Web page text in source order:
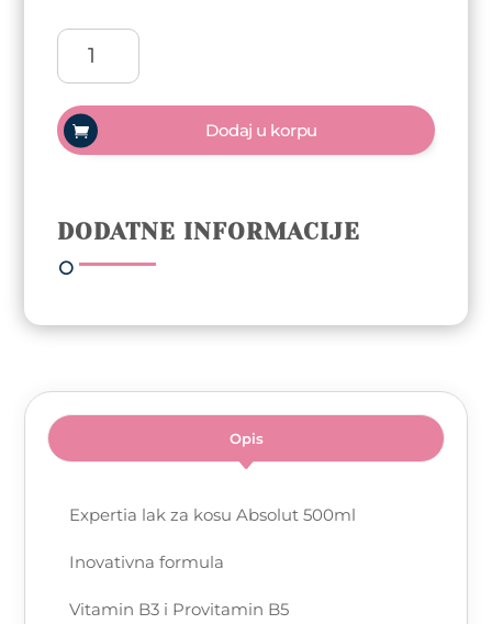
Expertia
za
kosu
Absolut
500ml
Dodaj u korpu
DODATNE INFORMACIJE
Opis
Expertia lak za kosu Absolut 500ml
Inovativna formula
Vitamin B3 i Provitamin B5